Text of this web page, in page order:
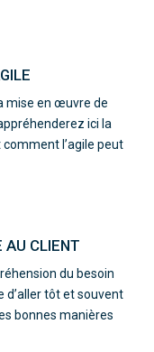
mise en œuvre de
ici la
l’agile peut
AU CLIENT
du besoin
d’aller tôt et souvent
bonnes manières